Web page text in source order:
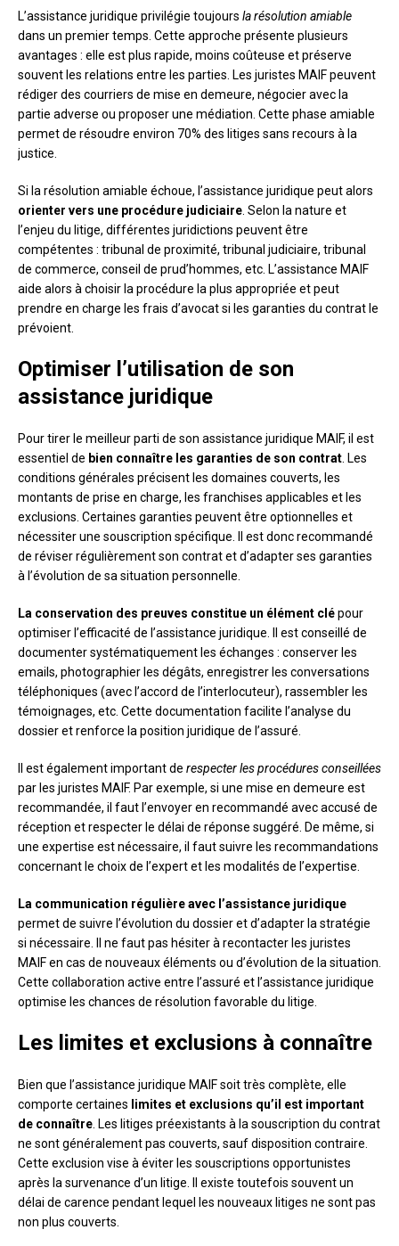
L’assistance juridique privilégie toujours la résolution amiable
dans un premier temps. Cette approche présente plusieurs
avantages : elle est plus rapide, moins coûteuse et préserve
souvent les relations entre les parties. Les juristes MAIF peuvent
rédiger des courriers de mise en demeure, négocier avec la
partie adverse ou proposer une médiation. Cette phase amiable
permet de résoudre environ 70% des litiges sans recours à la
justice.
Si la résolution amiable échoue, l’assistance juridique peut alors
orienter vers une procédure judiciaire. Selon la nature et
l’enjeu du litige, différentes juridictions peuvent être
compétentes : tribunal de proximité, tribunal judiciaire, tribunal
de commerce, conseil de prud’hommes, etc. L’assistance MAIF
aide alors à choisir la procédure la plus appropriée et peut
prendre en charge les frais d’avocat si les garanties du contrat le
prévoient.
Optimiser l’utilisation de son
assistance juridique
Pour tirer le meilleur parti de son assistance juridique MAIF, il est
essentiel de bien connaître les garanties de son contrat. Les
conditions générales précisent les domaines couverts, les
montants de prise en charge, les franchises applicables et les
exclusions. Certaines garanties peuvent être optionnelles et
nécessiter une souscription spécifique. Il est donc recommandé
de réviser régulièrement son contrat et d’adapter ses garanties
à l’évolution de sa situation personnelle.
La conservation des preuves constitue un élément clépour
optimiser l’efficacité de l’assistance juridique. Il est conseillé de
documenter systématiquement les échanges : conserver les
emails, photographier les dégâts, enregistrer les conversations
téléphoniques (avec l’accord de l’interlocuteur), rassembler les
témoignages, etc. Cette documentation facilite l’analyse du
dossier et renforce la position juridique de l’assuré.
Il est également important de respecter les procédures conseillées
par les juristes MAIF. Par exemple, si une mise en demeure est
recommandée, il faut l’envoyer en recommandé avec accusé de
réception et respecter le délai de réponse suggéré. De même, si
une expertise est nécessaire, il faut suivre les recommandations
concernant le choix de l’expert et les modalités de l’expertise.
La communication régulière avec l’assistance juridique
permet de suivre l’évolution du dossier et d’adapter la stratégie
si nécessaire. Il ne faut pas hésiter à recontacter les juristes
MAIF en cas de nouveaux éléments ou d’évolution de la situation.
Cette collaboration active entre l’assuré et l’assistance juridique
optimise les chances de résolution favorable du litige.
Les limites et exclusions à connaître
Bien que l’assistance juridique MAIF soit très complète, elle
comporte certaines limites et exclusions qu’il est important
de connaître. Les litiges préexistants à la souscription du contrat
ne sont généralement pas couverts, sauf disposition contraire.
Cette exclusion vise à éviter les souscriptions opportunistes
après la survenance d’un litige. Il existe toutefois souvent un
délai de carence pendant lequel les nouveaux litiges ne sont pas
non plus couverts.